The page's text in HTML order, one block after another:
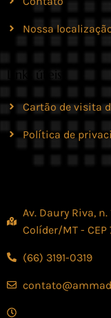
Nossa
Links úteis
Cartão de visita
Política de
Av. Daury Riva,
Colíder/MT -
(66) 3191-0319